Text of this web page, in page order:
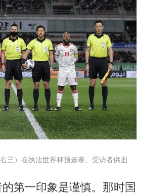
）在执法世界杯预选赛。受访者供图
一印象是谨慎。那时国